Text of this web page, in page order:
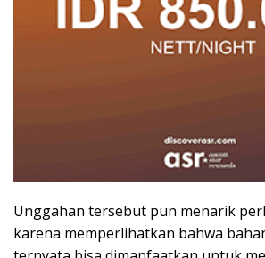
Unggahan tersebut pun menarik
karena memperlihatkan bahwa